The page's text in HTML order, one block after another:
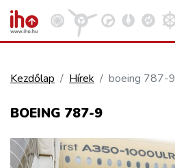
KÖZÚT
Kezdőlap Hírek boeing 787-9
BOEING 787-9